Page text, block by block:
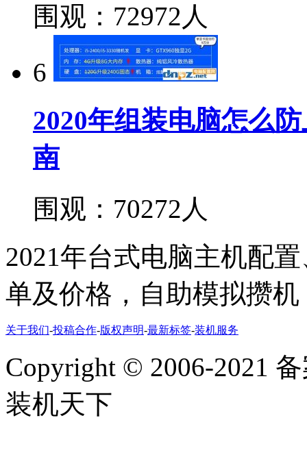
围观：72972人
6
2020年组装电脑怎么
南
围观：70272人
2021年台式电脑主机配
单及价格，自助模拟攒机
关于我们-投稿合作-版权声明-最新标签-装机服务
Copyright © 2006-2021
装机天下